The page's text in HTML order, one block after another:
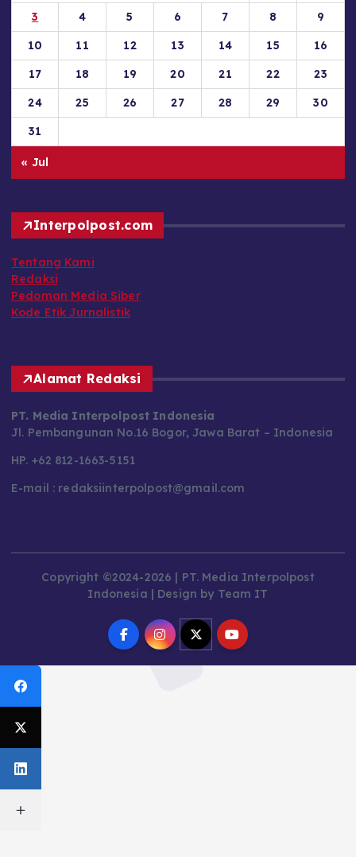
3
4 5 6 7 8
9
10
11 12 13 14 15
16
17
18 19 20 21 22
23
24
25 26 27 28 29
30
31
« Jul
Interpolpost.com
Tentang Kami
Redaksi
Pedoman Media Siber
Kode Etik Jurnalistik
Alamat Redaksi
PT. Media Interpolpost Indonesia
Jl. Pembangunan No.16 Bogor, Jawa Barat – Indonesia
HP. +62 812-1663-5151
E-mail : redaksiinterpolpost@gmail.com
Copyright ©2024-2026 | PT. Media Interpolpost
Indonesia | Design by Team IT